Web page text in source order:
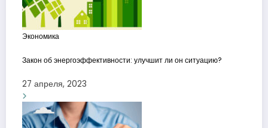
Экономика
Закон об энергоэффективности: улучшит ли он ситуацию?
27 апреля, 2023